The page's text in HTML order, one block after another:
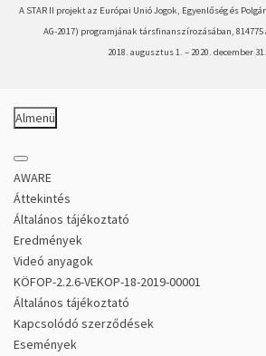
A STAR II projekt az Európai Unió Jogok, Egyenlőség és
AG-2017) programjának társfinanszírozásában,
2018. augusztus 1. –2020. december
Almenü
AWARE
Áttekintés
Általános tájékoztató
Eredmények
Videó anyagok
KÖFOP-2.2.6-VEKOP-18-2019-00001
Általános tájékoztató
Kapcsolódó szerződések
Események